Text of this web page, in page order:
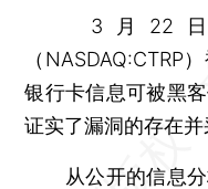
3月22日
（NASDAQ:CTRP
银行卡信息可被黑
证实了漏洞的存在并
从公开的信息分